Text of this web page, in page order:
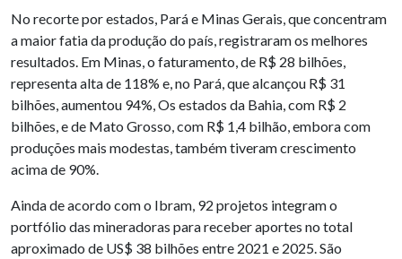
No recorte por estados, Pará e Minas Gerais, que concentram
a maior fatia da produção do país, registraram os melhores
resultados. Em Minas, o faturamento, de R$ 28 bilhões,
representa alta de 118% e, no Pará, que alcançou R$ 31
bilhões, aumentou 94%, Os estados da Bahia, com R$ 2
bilhões, e de Mato Grosso, com R$ 1,4 bilhão, embora com
produções mais modestas, também tiveram crescimento
acima de 90%.
Ainda de acordo com o Ibram, 92 projetos integram o
portfólio das mineradoras para receber aportes no total
aproximado de US$ 38 bilhões entre 2021 e 2025. São